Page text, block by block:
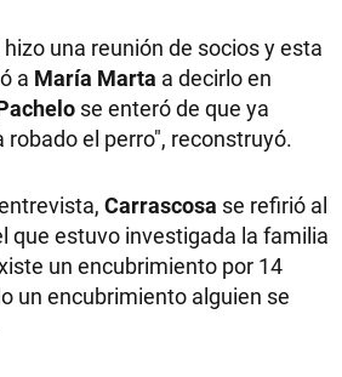
una reunión de socios y esta
a María Marta a decirlo en
se enteró de que ya
el perro", reconstruyó.
Carrascosa se refirió al
que estuvo investigada la familia
un encubrimiento por 14
un encubrimiento alguien se